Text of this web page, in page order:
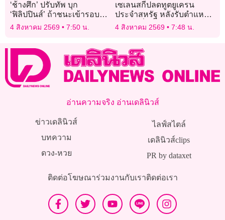
‘ช้างศึก’ ปรับทัพ บุก
‘ฟิลิปปินส์’ ถ้าชนะเข้ารอบ
บอลอาเซียนคัพ
4 สิงหาคม 2569 7:50 น.
เซเลนสกีปลดทูตยูเครน
ประจำสหรัฐ หลังรับตำแหน่ง
ไม่ถึงหนึ่งปี
4 สิงหาคม 2569 7:48 น.
อ่านความจริง อ่านเดลินิวส์
ข่าวเดลินิวส์
บทความ
ดวง-หวย
ไลฟ์สไตล์
เดลินิวส์clips
PR by dataxet
ติดต่อโฆษณาร่วมงานกับเราติดต่อเรา